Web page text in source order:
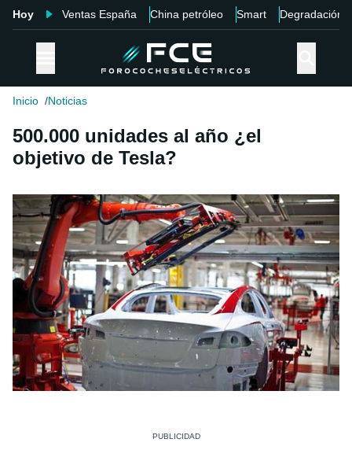
Hoy Ventas España China petróleo Smart Degradación
Inicio Noticias
500.000 unidades al año ¿el
objetivo de Tesla?